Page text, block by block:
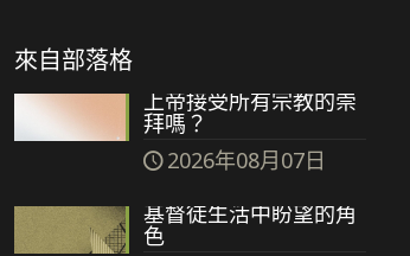
來自部落格
上帝接受所有宗教的崇
拜嗎？
2026年08月07日
基督徒生活中盼望的角
色